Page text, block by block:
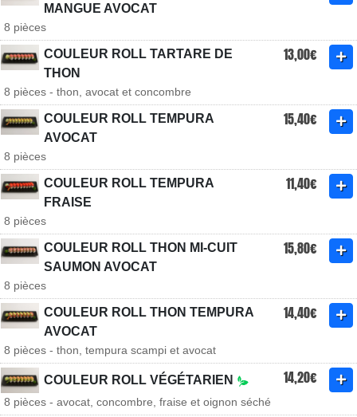
MANGUE AVOCAT
8 pièces
COULEUR ROLL TARTARE DE
THON
13,00€
8 pièces - thon, avocat et concombre
COULEUR ROLL TEMPURA
AVOCAT
15,40€
8 pièces
COULEUR ROLL TEMPURA
FRAISE
11,40€
8 pièces
COULEUR ROLL THON MI-CUIT
SAUMON AVOCAT
15,80€
8 pièces
COULEUR ROLL THON TEMPURA
AVOCAT
14,40€
8 pièces - thon, tempura scampi et avocat
COULEUR ROLL VÉGÉTARIEN 14,20€
8 pièces - avocat, concombre, fraise et oignon séché